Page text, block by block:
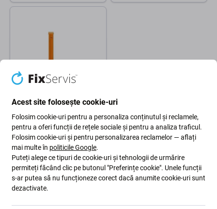
Samsung Galaxy Note 10.1
2014 P600 - Conector de
Încărcare + Microfon + Cablu
22 Lei
ÎN STOC 3 buc
Acest site folosește cookie-uri
Folosim cookie-uri pentru a personaliza conținutul și reclamele,
pentru a oferi funcții de rețele sociale și pentru a analiza traficul.
Folosim cookie-uri și pentru personalizarea reclamelor — aflați
mai multe în politicile Google.
Puteți alege ce tipuri de cookie-uri și tehnologii de urmărire
permiteți făcând clic pe butonul "Preferințe cookie". Unele funcții
s-ar putea să nu funcționeze corect dacă anumite cookie-uri sunt
dezactivate.